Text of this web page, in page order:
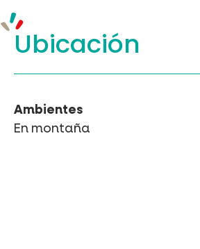
Ubicación
Ambientes
En montaña